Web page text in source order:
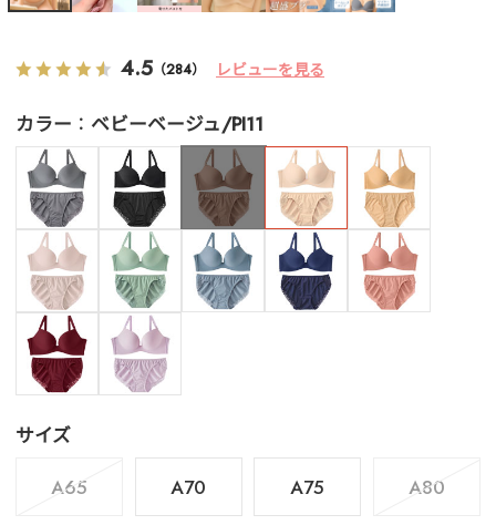
4.5 （284） レビューを見る
カラー ベビーベージュ/PI11
サイズ
A65
A70 A75 A80